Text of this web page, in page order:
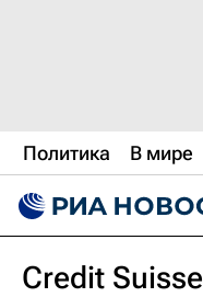
Политика В мире
Credit Suisse